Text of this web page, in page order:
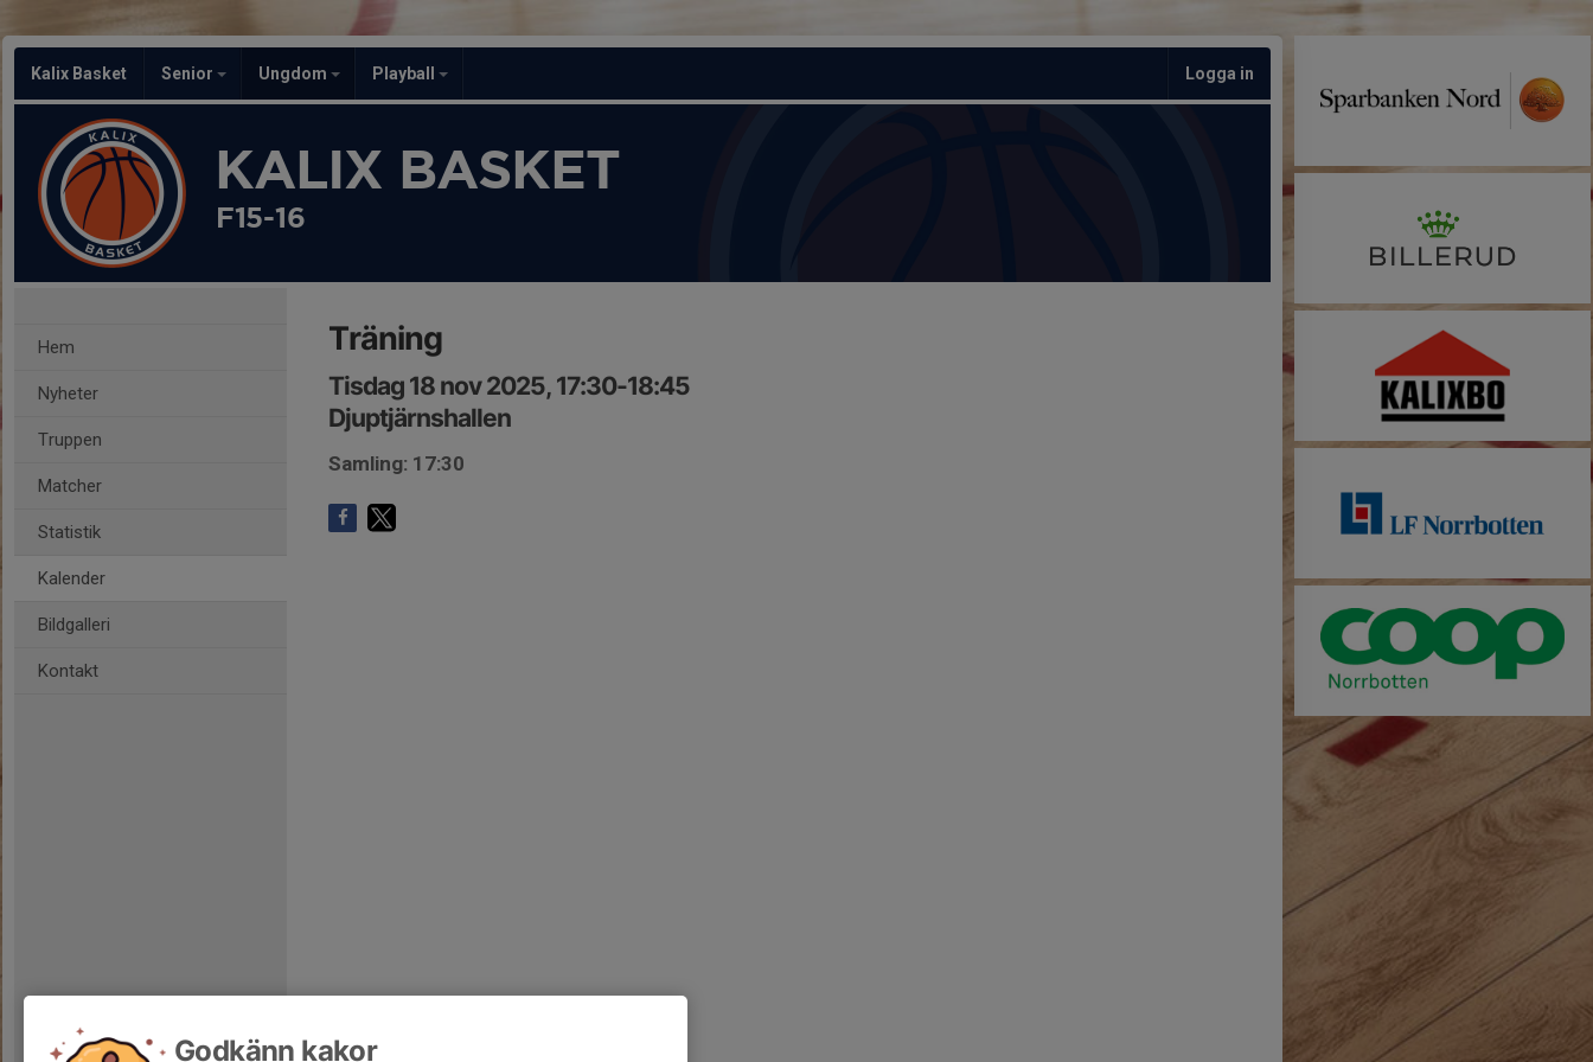
Kalix Basket Senior Ungdom Playball Logga in
KALIX BASKET
F15-16
Hem
Nyheter
Truppen
Matcher
Statistik
Kalender
Bildgalleri
Kontakt
Träning
Tisdag 18 nov 2025, 17:30-18:45
Djuptjärnshallen
Samling: 17:30
Godkänn kakor